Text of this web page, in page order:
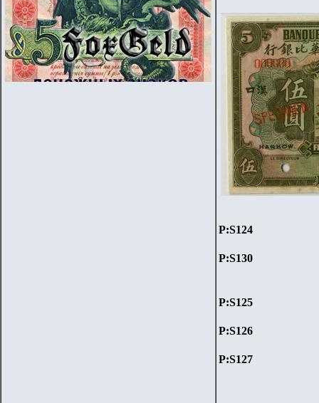
P:S124
P:S130
P:S125
P:S126
P:S127